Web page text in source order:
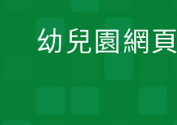
幼兒園網頁